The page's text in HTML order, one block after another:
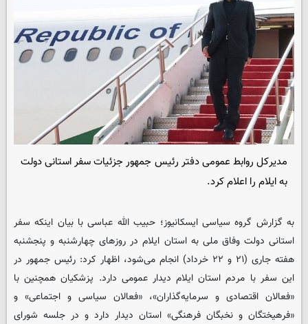
مدیرکل روابط عمومی دفتر رئیس جمهور جزئیات سفر استانی دولت
به ایلام را اعلام کرد.
به گزارش گروه سیاسیایسکانیوز؛ حبیب الله عباسی با بیان اینکه سفر
استانی دولت وفاق ملی به استان ایلام در روزهای چهارشنبه و پنجشنبه
هفته جاری (۲۱ و ۲۲ خرداد) انجام می‌شود، اظهار کرد: رئیس جمهور در
این سفر با مردم استان ایلام دیدار عمومی دارد. پزشکیان همچنین با
«فعالان اقتصادی و سرمایه‌گذاران»، «فعالان سیاسی و اجتماعی» و
«فرهیختگان و نخبگان فرهنگی» استان دیدار دارد و در جلسه شورای